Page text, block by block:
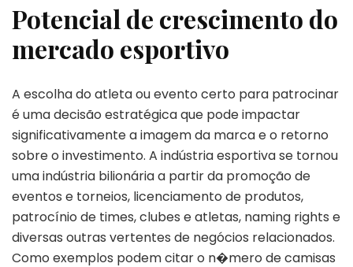
Potencial de crescimento do
mercado esportivo
A escolha do atleta ou evento certo para patrocinar
é uma decisão estratégica que pode impactar
significativamente a imagem da marca e o retorno
sobre o investimento. A indústria esportiva se tornou
uma indústria bilionária a partir da promoção de
eventos e torneios, licenciamento de produtos,
patrocínio de times, clubes e atletas, naming rights e
diversas outras vertentes de negócios relacionados.
Como exemplos podem citar o n�mero de camisas